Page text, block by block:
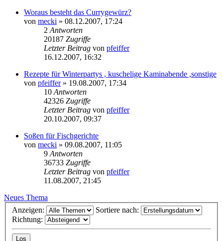
Woraus besteht das Currygewürz?
von mecki » 08.12.2007, 17:24
2 Antworten
20187 Zugriffe
Letzter Beitrag von pfeiffer
16.12.2007, 16:32
Rezepte für Winterpartys , kuschelige Kaminabende ,sonstige
von pfeiffer» 19.08.2007, 17:34
10 Antworten
42326 Zugriffe
Letzter Beitrag von pfeiffer
20.10.2007, 09:37
Soßen für Fischgerichte
von mecki » 09.08.2007, 11:05
9 Antworten
36733 Zugriffe
Letzter Beitrag von pfeiffer
11.08.2007, 21:45
Neues Thema
Anzeigen:
Sortiere nach:
Richtung: